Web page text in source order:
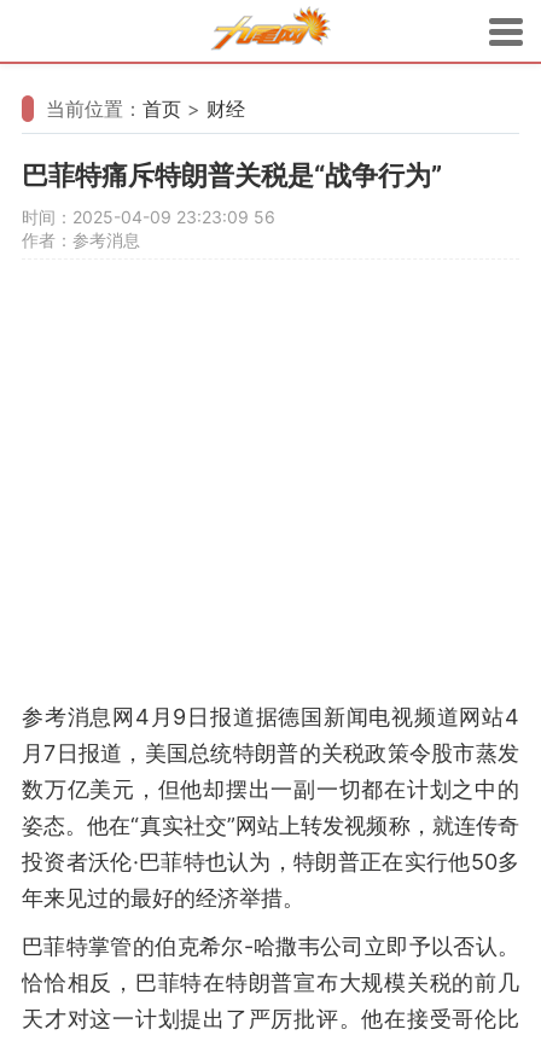
当前位置： 首页 > 财经
巴菲特痛斥特朗普关税是“战争行为”
时间：2025-04-09 23:23:09 56
作者：参考消息
参考消息网4月9日报道据德国新闻电视频道网站4
月7日报道，美国总统特朗普的关税政策令股市蒸发
数万亿美元，但他却摆出一副一切都在计划之中的
姿态。他在“真实社交”网站上转发视频称，就连传奇
投资者沃伦·巴菲特也认为，特朗普正在实行他50多
年来见过的最好的经济举措。
巴菲特掌管的伯克希尔-哈撒韦公司立即予以否认。
恰恰相反，巴菲特在特朗普宣布大规模关税的前几
天才对这一计划提出了严厉批评。他在接受哥伦比